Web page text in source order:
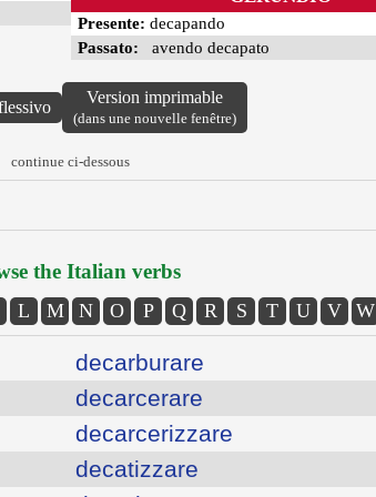
Presente: decapando
Passato: avendo decapato
Version imprimable
(dans une nouvelle fenêtre)
continue ci-dessous
the Italian verbs
L M N O P Q R S T U V W
decarburare
decarcerare
decarcerizzare
decatizzare